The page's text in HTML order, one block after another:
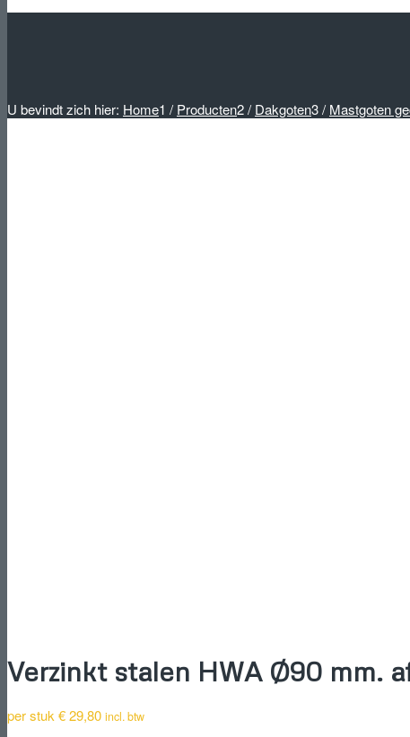
U bevindt zich hier: Home1 / Producten2/ Dakgoten3/ Mastgoten
Verzinkt stalen HWA Ø90 mm.
per stuk €29,80 incl. btw